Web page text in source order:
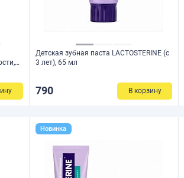
Детская зубная паста LACTOSTERINE (с
3 лет), 65 мл
790 В корзину
Новинка